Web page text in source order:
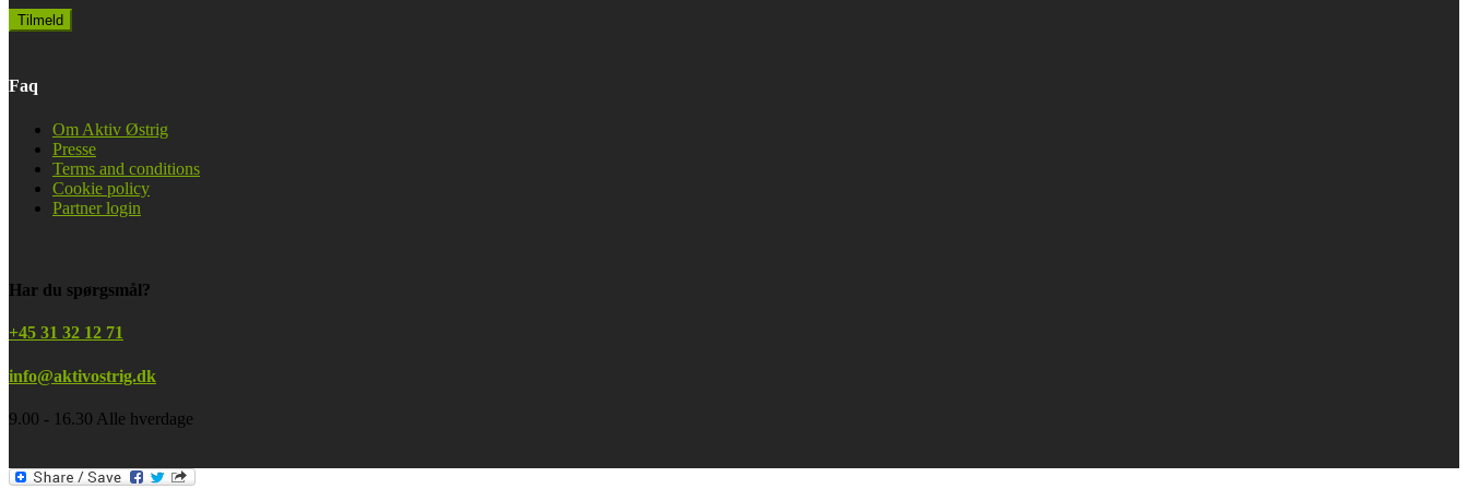
Faq
Om Aktiv Østrig
Presse
Terms and conditions
Cookie policy
Partner login
Har du spørgsmål?
+45 31 32 12 71
info@aktivostrig.dk
9.00 - 16.30 Alle hverdage